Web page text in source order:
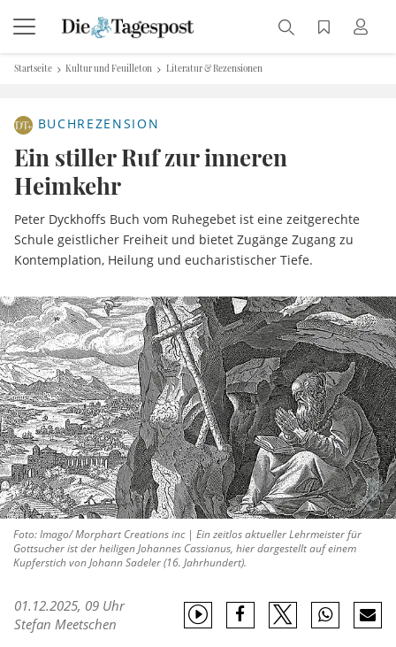
Startseite Kultur und Feuilleton Literatur & Rezensionen
BUCHREZENSION
Ein stiller Ruf zur inneren
Heimkehr
Peter Dyckhoffs Buch vom Ruhegebet ist eine zeitgerechte
Schule geistlicher Freiheit und bietet Zugänge Zugang zu
Kontemplation, Heilung und eucharistischer Tiefe.
Foto: Imago/ Morphart Creations inc | Ein zeitlos aktueller Lehrmeister für
Gottsucher ist der heiligen Johannes Cassianus, hier dargestellt auf einem
Kupferstich von Johann Sadeler (16. Jahrhundert).
01.12.2025, 09 Uhr
Stefan Meetschen